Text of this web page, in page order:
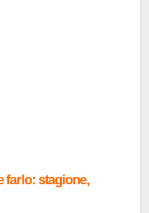
farlo: stagione,